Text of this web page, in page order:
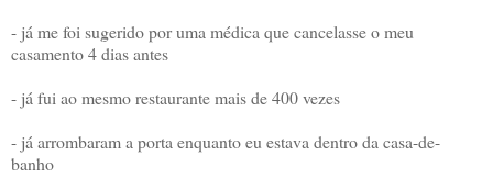
- já me foi sugerido por uma médica que cancelasse o meu
casamento 4 dias antes
- já fui ao mesmo restaurante mais de 400 vezes
- já arrombaram a porta enquanto eu estava dentro da casa-de-
banho